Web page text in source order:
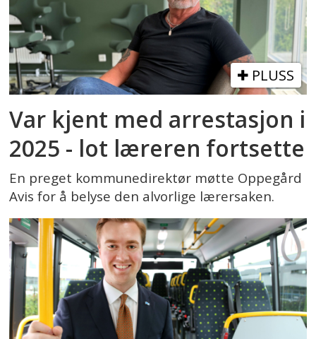
PLUSS
Var kjent med arrestasjon i
2025 - lot læreren fortsette
En preget kommunedirektør møtte Oppegård
Avis for å belyse den alvorlige lærersaken.